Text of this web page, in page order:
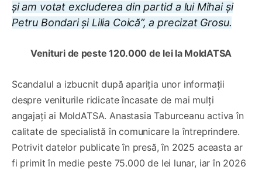
și am votat excluderea din partid a lui Mihai și
Petru Bondari și Lilia Coică”, a precizat Grosu.
Venituri de peste 120.000 de lei la MoldATSA
Scandalul a izbucnit după apariția unor informații
despre veniturile ridicate încasate de mai mulți
angajați ai MoldATSA. Anastasia Taburceanu activa în
calitate de specialistă în comunicare la întreprindere.
Potrivit datelor publicate în presă, în 2025 aceasta ar
fi primit în medie peste 75.000 de lei lunar, iar în 2026